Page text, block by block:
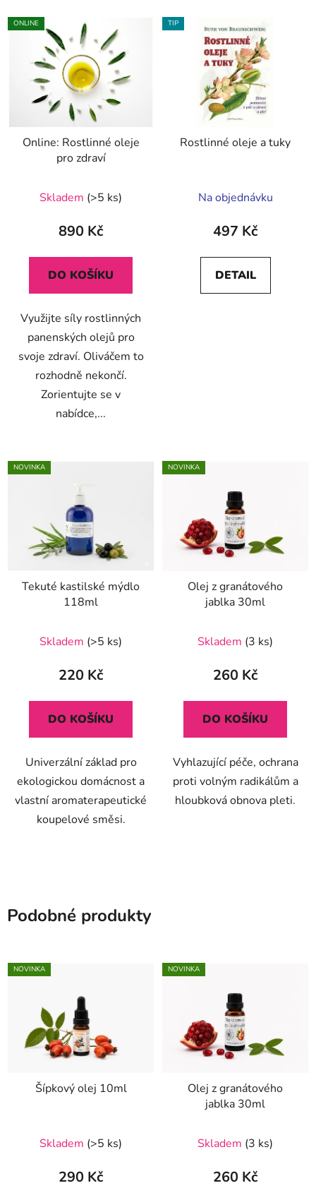
ONLINE
Online: Rostlinné oleje
pro zdraví
Skladem (>5 ks)
890 Kč
DO KOŠÍKU
Využijte síly rostlinných
panenských olejů pro
svoje zdraví. Oliváčem to
rozhodně nekončí.
Zorientujte se v
nabídce,...
TIP
Rostlinné oleje a tuky
hodnocení
produktu
5,0
z
Na objednávku
497 Kč
DETAIL
NOVINKA
Tekuté kastilské mýdlo
118ml
Skladem (>5 ks)
220 Kč
DO KOŠÍKU
Univerzální základ pro
ekologickou domácnost a
vlastní aromaterapeutické
koupelové směsi.
NOVINKA
Olej z granátového
jablka 30ml
Skladem (3 ks)
260 Kč
DO KOŠÍKU
Vyhlazující péče, ochrana
proti volným radikálům a
hloubková obnova pleti.
Podobné produkty
NOVINKA
Šípkový olej 10ml
hodnocení
produktu
Skladem (>5 ks)
290 Kč
NOVINKA
Olej z granátového
jablka 30ml
Skladem (3 ks)
260 Kč